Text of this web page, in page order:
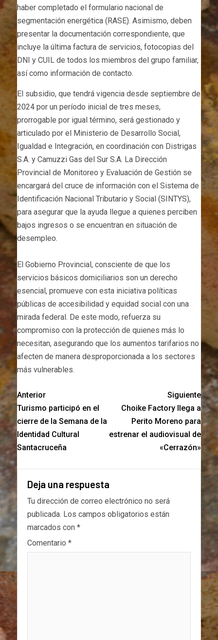
haber completado el formulario nacional de
segmentación energética (RASE). Asimismo, deben
presentar la documentación correspondiente, que
incluye la última factura de servicios, fotocopias del
DNI y CUIL de todos los miembros del grupo familiar,
así como información de contacto.
El subsidio, que tendrá vigencia desde septiembre de
2024 por un período inicial de tres meses,
prorrogable por igual término, será gestionado y
articulado por el Ministerio de Desarrollo Social,
Igualdad e Integración, en coordinación con Distrigas
S.A. y Camuzzi Gas del Sur S.A. La Dirección
Provincial de Monitoreo y Evaluación de Gestión se
encargará del cruce de información con el Sistema de
Identificación Nacional Tributario y Social (SINTYS),
para asegurar que la ayuda llegue a quienes perciben
bajos ingresos o se encuentran en situación de
desempleo.
El Gobierno Provincial, consciente de que los
servicios básicos domiciliarios son un derecho
esencial, promueve con esta iniciativa políticas
públicas de accesibilidad y equidad social con una
mirada federal. De este modo, refuerza su
compromiso con la protección de quienes más lo
necesitan, asegurando que los aumentos tarifarios no
afecten de manera desproporcionada a los sectores
más vulnerables.
Anterior
Turismo participó en el
cierre de la Semana de la
Identidad Cultural
Santacruceña
Siguiente
Choike Factory llega a
Perito Moreno para
estrenar el audiovisual de
«Cerrazón»
Deja una respuesta
Tu dirección de correo electrónico no será
publicada. Los campos obligatorios están
marcados con *
Comentario *